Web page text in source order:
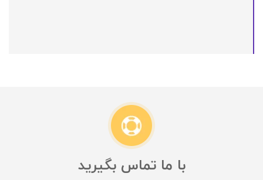
با ما تماس بگیرید